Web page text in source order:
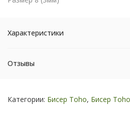
Характеристики
Отзывы
Категории: Бисер Toho, Бисер